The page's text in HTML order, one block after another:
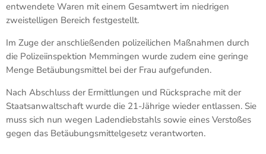
entwendete Waren mit einem Gesamtwert im niedrigen
zweistelligen Bereich festgestellt.
Im Zuge der anschließenden polizeilichen Maßnahmen durch
die Polizeiinspektion Memmingen wurde zudem eine geringe
Menge Betäubungsmittel bei der Frau aufgefunden.
Nach Abschluss der Ermittlungen und Rücksprache mit der
Staatsanwaltschaft wurde die 21-Jährige wieder entlassen. Sie
muss sich nun wegen Ladendiebstahls sowie eines Verstoßes
gegen das Betäubungsmittelgesetz verantworten.